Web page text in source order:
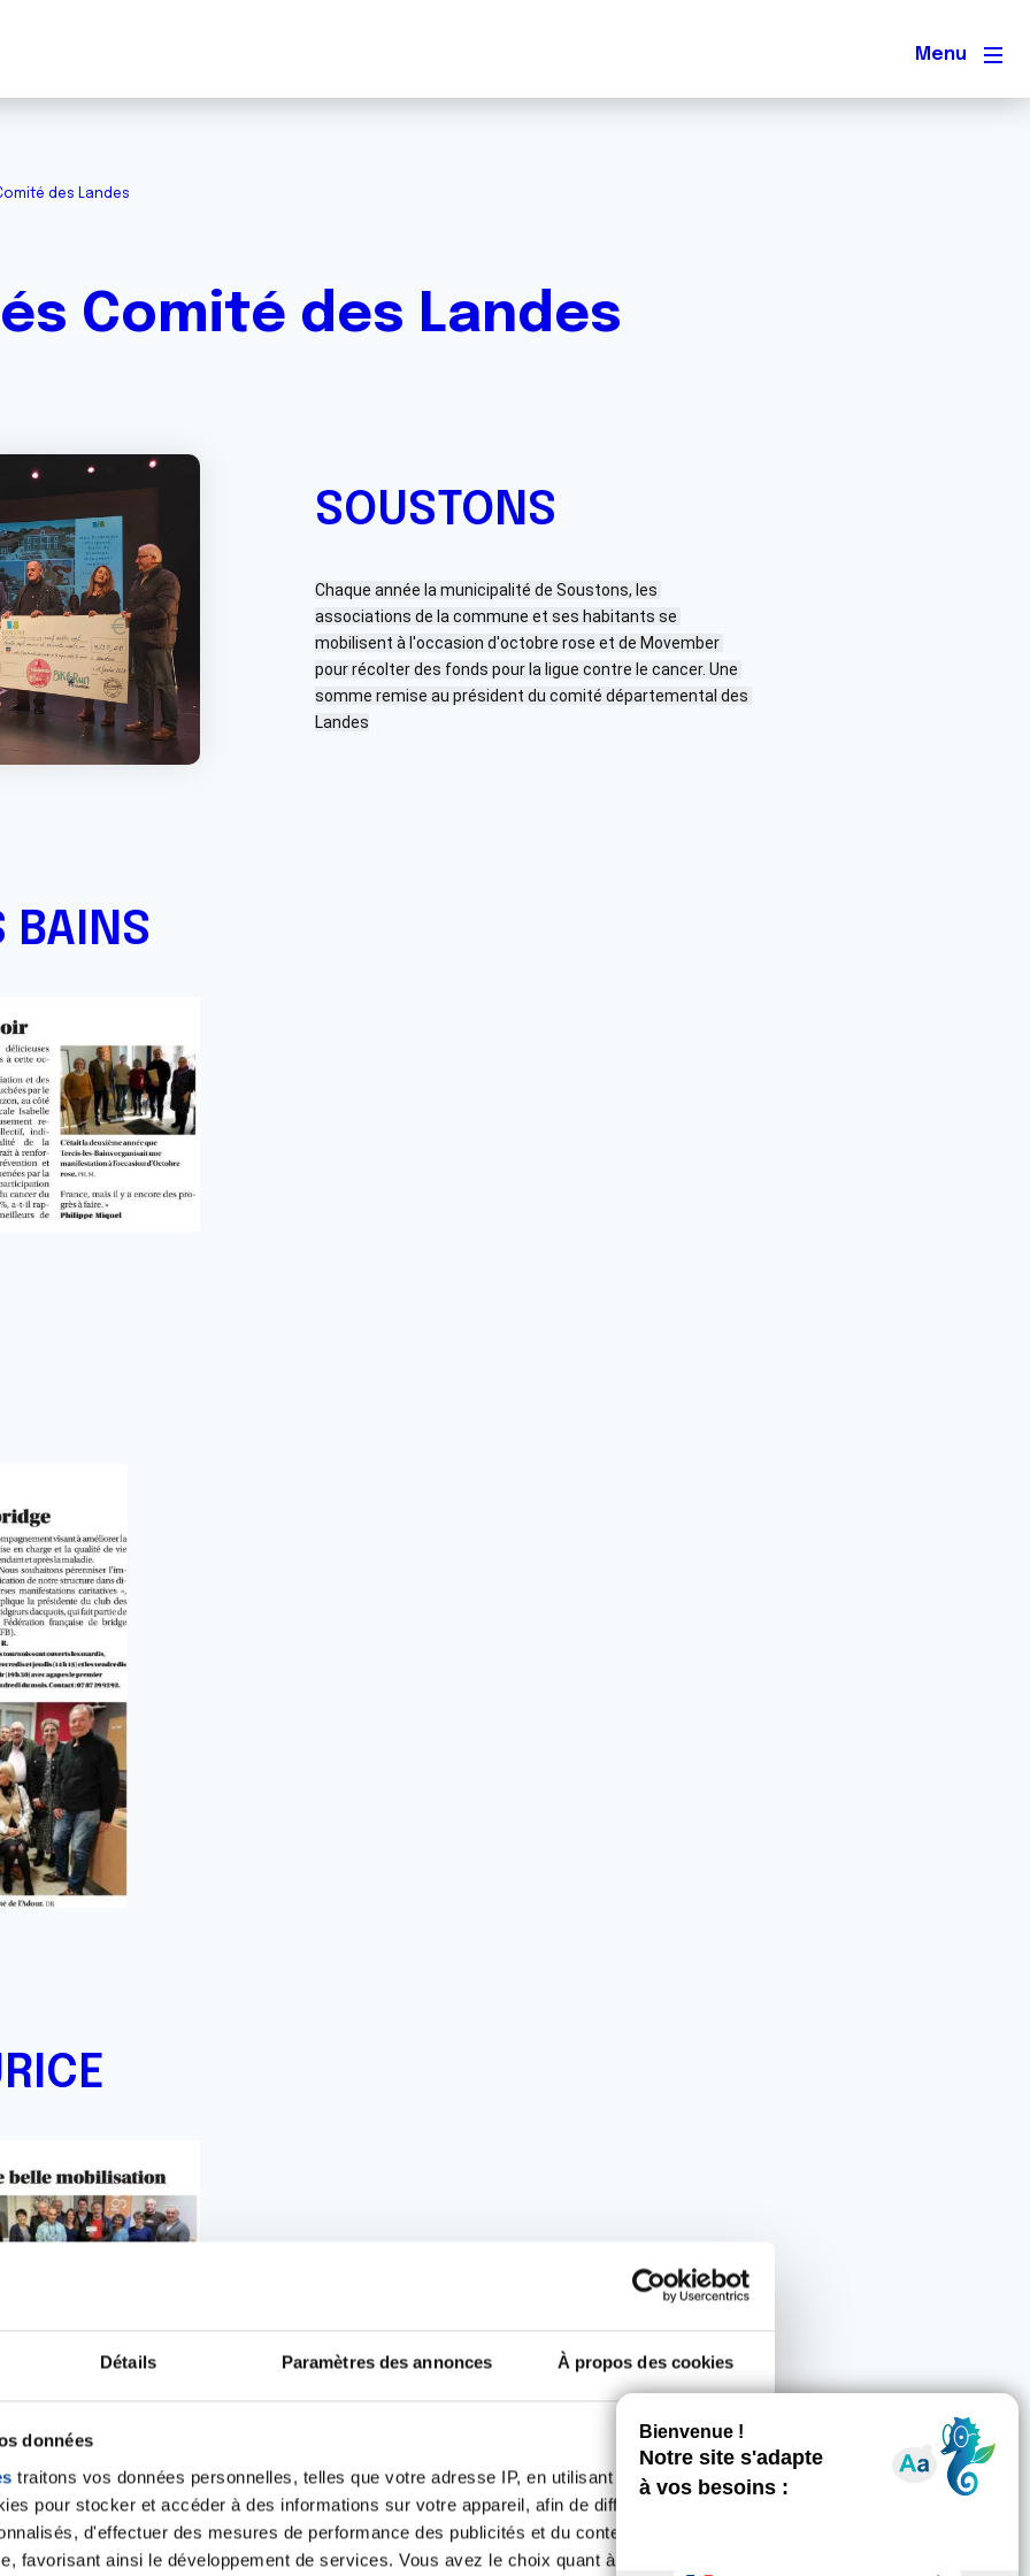
Détails Paramètres des annonces À propos des cookies
données
traitons vos données personnelles, telles que votre adresse IP, en utilisant des
pour stocker et accéder à des informations sur votre appareil, afin de diffuser des
d'effectuer des mesures de performance des publicités et du contenu, ainsi que de
favorisant ainsi le développement de services. Vous avez le choix quant à l'utilisation de
Menu
des Landes
Comité des Landes
SOUSTONS
Chaque année la municipalité de Soustons, les
associations de la commune et ses habitants se
mobilisent à l'occasion d'octobre rose et de Movember
pour récolter des fonds pour la ligue contre le cancer. Une
somme remise au président du comité départemental des
Landes
BAINS